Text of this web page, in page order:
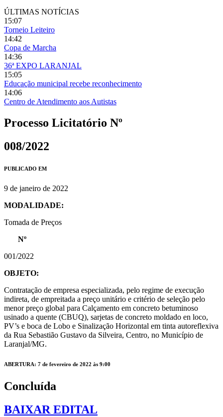
ÚLTIMAS NOTÍCIAS
15:07
Torneio Leiteiro
14:42
Copa de Marcha
14:36
36ª EXPO LARANJAL
15:05
Educação municipal recebe reconhecimento
14:06
Centro de Atendimento aos Autistas
Processo Licitatório Nº
008/2022
PUBLICADO EM
9 de janeiro de 2022
MODALIDADE:
Tomada de Preços
Nº
001/2022
OBJETO:
Contratação de empresa especializada, pelo regime de execução
indireta, de empreitada a preço unitário e critério de seleção pelo
menor preço global para Calçamento em concreto betuminoso
usinado a quente (CBUQ), sarjetas de concreto moldado en loco,
PV’s e boca de Lobo e Sinalização Horizontal em tinta autoreflexiva
da Rua Sebastião Gustavo da Silveira, Centro, no Município de
Laranjal/MG.
ABERTURA: 7 de fevereiro de 2022 às 9:00
Concluída
BAIXAR EDITAL